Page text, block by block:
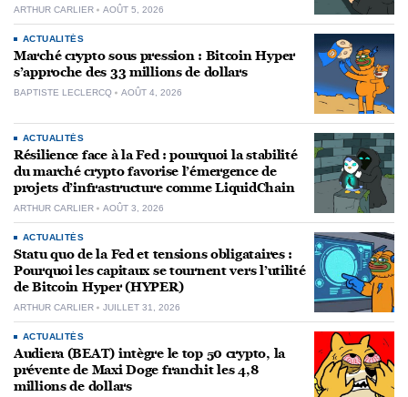
ARTHUR CARLIER AOÛT 5, 2026
ACTUALITÉS
Marché crypto sous pression : Bitcoin Hyper
s’approche des 33 millions de dollars
BAPTISTE LECLERCQ AOÛT 4, 2026
ACTUALITÉS
Résilience face à la Fed : pourquoi la stabilité
du marché crypto favorise l’émergence de
projets d’infrastructure comme LiquidChain
ARTHUR CARLIER AOÛT 3, 2026
ACTUALITÉS
Statu quo de la Fed et tensions obligataires :
Pourquoi les capitaux se tournent vers l’utilité
de Bitcoin Hyper (HYPER)
ARTHUR CARLIER JUILLET 31, 2026
ACTUALITÉS
Audiera (BEAT) intègre le top 50 crypto, la
prévente de Maxi Doge franchit les 4,8
millions de dollars